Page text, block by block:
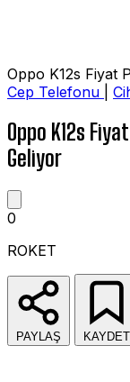
Oppo K12s Fiyat
Cep Telefonu
Oppo K12s
Geliyor
0
ROKET
PAYLAŞ KAYDET